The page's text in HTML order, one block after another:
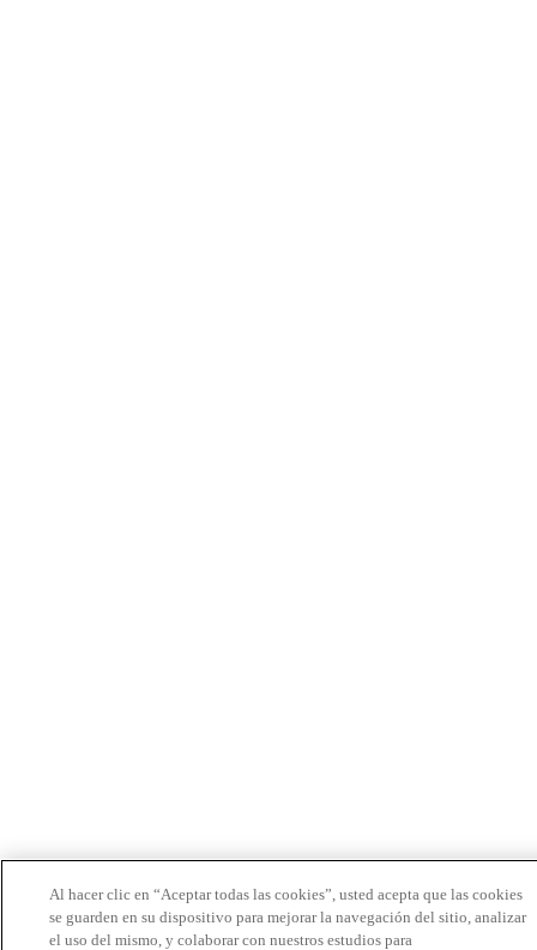
Al hacer clic en “Aceptar todas las cookies”, usted acepta que las cookies
se guarden en su dispositivo para mejorar la navegación del sitio, analizar
el uso del mismo, y colaborar con nuestros estudios para